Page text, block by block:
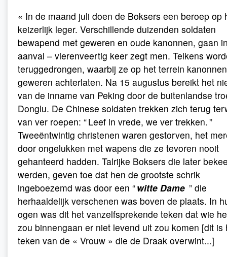
« In de maand juli doen de Boksers een beroep op
keizerlijk leger. Verschillende duizenden soldaten
bewapend met geweren en oude kanonnen, gaan
aanval – vierenveertig keer zegt men. Telkens
teruggedrongen, waarbij ze op het terrein
geweren achterlaten. Na 15 augustus bereikt het
van de inname van Peking door de buitenlandse
Donglu. De Chinese soldaten trekken zich terug
van ver roepen: “ Leef in vrede, we ver trekken. ”
Tweeëntwintig christenen waren gestorven, het
door ongelukken met wapens die ze tevoren nooit
gehanteerd hadden. Talrijke Boksers die later
werden, geven toe dat hen de grootste schrik
ingeboezemd was door een “witte Dame ” die
herhaaldelijk verschenen was boven de plaats. In
ogen was dit het vanzelfsprekende teken dat wie
zou binnengaan er niet levend uit zou komen [dit is
teken van de « Vrouw » die de Draak overwint...]